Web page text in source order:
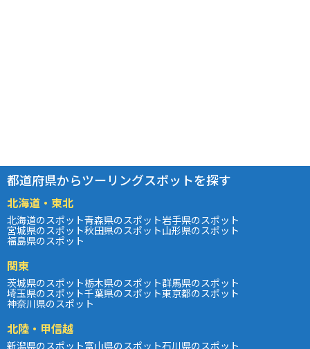
都道府県からツーリングスポットを探す
北海道・東北
北海道のスポット青森県のスポット岩手県のスポット
宮城県のスポット秋田県のスポット山形県のスポット
福島県のスポット
関東
茨城県のスポット栃木県のスポット群馬県のスポット
埼玉県のスポット千葉県のスポット東京都のスポット
神奈川県のスポット
北陸・甲信越
新潟県のスポット富山県のスポット石川県のスポット